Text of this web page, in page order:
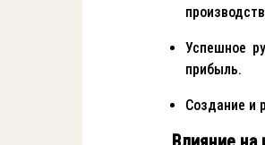
Успешное
прибыль.
Создание и